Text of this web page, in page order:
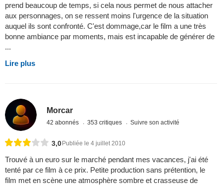
prend beaucoup de temps, si cela nous permet de nous attacher
aux personnages, on se ressent moins l'urgence de la situation
auquel ils sont confronté. C'est dommage,car le film a une très
bonne ambiance par moments, mais est incapable de générer de
...
Lire plus
Morcar
42 abonnés 353 critiques Suivre son activité
3,0Publiée le 4 juillet 2010
Trouvé à un euro sur le marché pendant mes vacances, j'ai été
tenté par ce film à ce prix. Petite production sans prétention, le
film met en scène une atmosphère sombre et crasseuse de